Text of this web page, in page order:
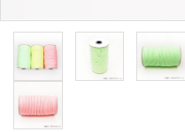
SHOP
店舗
CONTACT
お問い合わせ